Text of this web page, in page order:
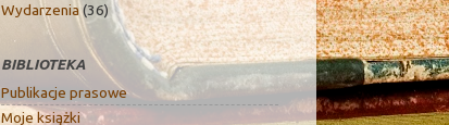
Wydarzenia(36)
BIBLIOTEKA
Publikacje prasowe
Moje książki